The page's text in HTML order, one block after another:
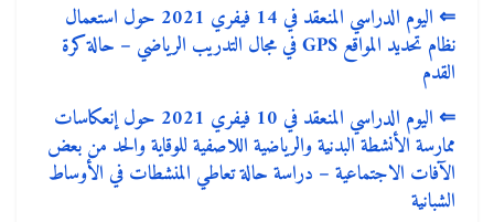
⇐
اليوم الدراسي المنعقد في 14 فيفري 2021 حول استعمال
نظام تحديد المواقع GPS في مجال التدريب الرياضي – حالة كرة
القدم
⇐
اليوم الدراسي المنعقد في 10 فيفري 2021 حول إنعكاسات
ممارسة الأنشطة البدنية والرياضية اللاصفية للوقاية والحد من بعض
الآفات الاجتماعية – دراسة حالة تعاطي المنشطات في الأوساط
الشبانية